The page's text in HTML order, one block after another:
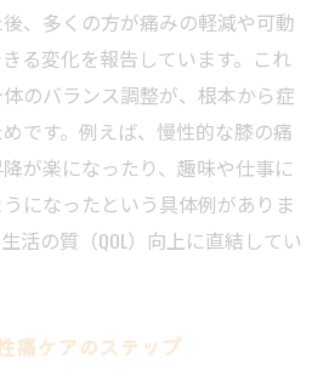
、多くの方が痛みの軽減や可動
る変化を報告しています。これ
のバランス調整が、根本から症
です。例えば、慢性的な膝の痛
が楽になったり、趣味や仕事に
になったという具体例がありま
活の質（QOL）向上に直結してい
痛ケアのステップ